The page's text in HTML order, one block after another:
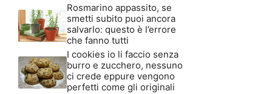
Rosmarino appassito, se
smetti subito puoi ancora
salvarlo: questo è l’errore
che fanno tutti
I cookies io li faccio senza
burro e zucchero, nessuno
ci crede eppure vengono
perfetti come gli originali